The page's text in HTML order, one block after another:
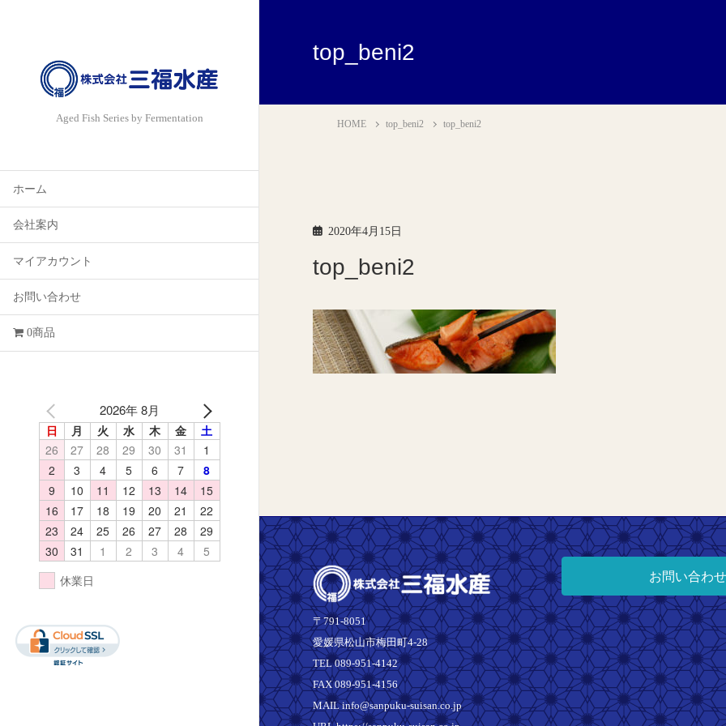
Aged Fish Series by Fermentation
ホーム
会社案内
マイアカウント
お問い合わせ
0商品
2026年 8月
日 月 火 水 木 金 土
26 27 28 29 30 31
1
2
3 4 5 6 7
8
9
10 11 12 13 14
15
16
17 18 19 20 21
22
23
24 25 26 27 28
29
30
31 1 2 3 4 5
休業日
top_beni2
HOME top_beni2 top_beni2
2020年4月15日
top_beni2
〒791-8051
愛媛県松山市梅田町4-28
TEL 089-951-4142
FAX 089-951-4156
MAIL info@sanpuku-suisan.co.jp
お問い合わせ